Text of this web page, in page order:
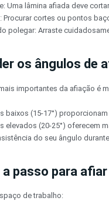
Uma lâmina afiada deve
Procurar cortes ou pontos
polegar: Arraste
os ângulos de
importantes da afiação é
baixos (15-17°)
elevados (20-25°) oferecem
do seu ângulo
a passo para
de trabalho: